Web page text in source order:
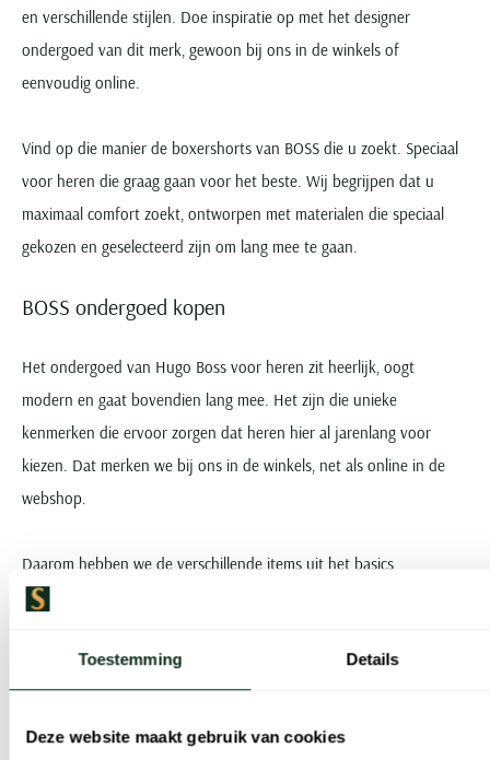
Toestemming Details
Deze website maakt gebruik van cookies
en verschillende stijlen. Doe inspiratie op met het designer
ondergoed van dit merk, gewoon bij ons in de winkels of
eenvoudig online.
Vind op die manier de boxershorts van BOSS die u zoekt. Speciaal
voor heren die graag gaan voor het beste. Wij begrijpen dat u
maximaal comfort zoekt, ontworpen met materialen die speciaal
gekozen en geselecteerd zijn om lang mee te gaan.
BOSS ondergoed kopen
Het ondergoed van Hugo Boss voor heren zit heerlijk, oogt
modern en gaat bovendien lang mee. Het zijn die unieke
kenmerken die ervoor zorgen dat heren hier al jarenlang voor
kiezen. Dat merken we bij ons in de winkels, net als online in de
webshop.
Daarom hebben we de verschillende items uit het basics
assortiment
de slag, zodat u het BOSS ondergoed daarna zo snel mogelijk in
huis heeft.